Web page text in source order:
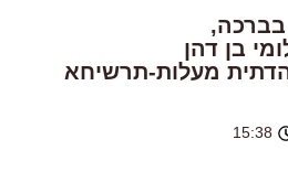
בברכה,
בן דהן
מעלות-תרשיחא
15:38